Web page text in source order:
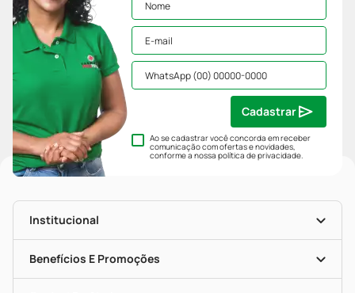
Ao se cadastrar você concorda em receber
comunicação com ofertas e novidades,
conforme a nossapolítica de privacidade.
Cadastrar
Institucional
História
Nossas Lojas
Mapa De Categorias
Benefícios E Promoções
Clube PP